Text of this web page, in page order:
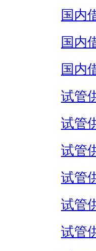
国内
国内
国内
试管
试管
试管
试管
试管
试管